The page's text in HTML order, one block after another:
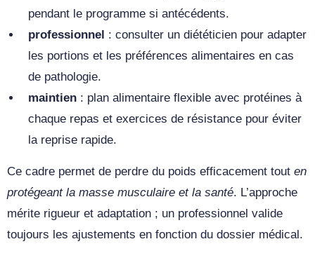
pendant le programme si antécédents.
professionnel : consulter un diététicien pour adapter
les portions et les préférences alimentaires en cas
de pathologie.
maintien : plan alimentaire flexible avec protéines à
chaque repas et exercices de résistance pour éviter
la reprise rapide.
Ce cadre permet de perdre du poids efficacement tout en
protégeant la masse musculaire et la santé. L’approche
mérite rigueur et adaptation ; un professionnel valide
toujours les ajustements en fonction du dossier médical.